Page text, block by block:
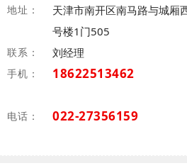
地址：
天津市南开区南马路与城厢
号楼1门505
联系： 刘经理
手机： 18622513462
电话： 022-27356159